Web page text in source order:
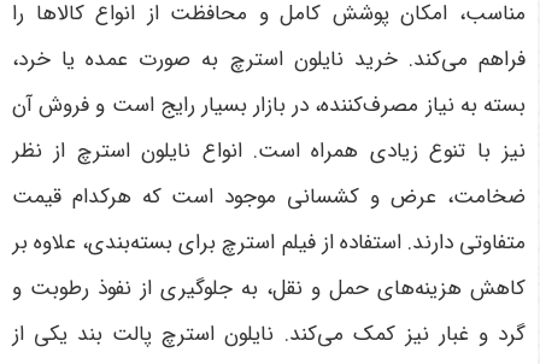
مناسب، امکان پوشش کامل و محافظت از انواع کالاها را
فراهم می‌کند. خرید نایلون استرچ به صورت عمده یا خرد،
بسته به نیاز مصرف‌کننده، در بازار بسیار رایج است و فروش آن
نیز با تنوع زیادی همراه است. انواع نایلون استرچ از نظر
ضخامت، عرض و کشسانی موجود است که هرکدام قیمت
متفاوتی دارند. استفاده از فیلم استرچ برای بسته‌بندی، علاوه بر
کاهش هزینه‌های حمل و نقل، به جلوگیری از نفوذ رطوبت و
گرد و غبار نیز کمک می‌کند. نایلون استرچ پالت بند یکی از